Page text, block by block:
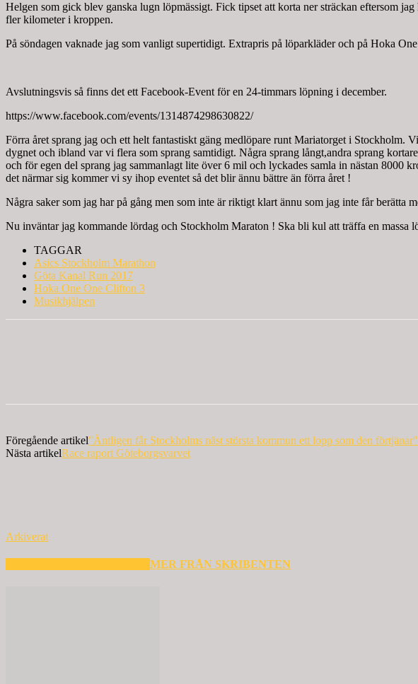
Helgen som gick blev ganska lugn löpmässigt. Fick tipset att korta ner sträckan eftersom
fler kilometer i kroppen.
På söndagen vaknade jag som vanligt supertidigt. Extrapris på löparkläder och på Hoka
Avslutningsvis så finns det ett Facebook-Event för en 24-timmars löpning i december.
https://www.facebook.com/events/1314874298630822/
Förra året sprang jag och ett helt fantastiskt gäng medlöpare runt Mariatorget i
dygnet och ibland var vi flera som sprang samtidigt. Några sprang långt,andra sprang
och för egen del sprang jag sammanlagt lite över 6 mil och lyckades samla in nästan
det närmar sig kommer vi sy ihop eventet så det blir ännu bättre än förra året !
Några saker som jag har på gång men som inte är riktigt klart ännu som jag inte får
Nu inväntar jag kommande lördag och Stockholm Maraton ! Ska bli kul att träffa en massa
TAGGAR
Asics Stockholm Marathon
Göta Kanal Run 2017
Hoka One One Clifton 3
Musikhjälpen
Föregående artikel"Äntligen får Stockholms näst största kommun ett lopp som den förtjänar"
Nästa artikelRace raport Göteborgsvarvet
Arkiverat
MER FRÅN SKRIBENTEN